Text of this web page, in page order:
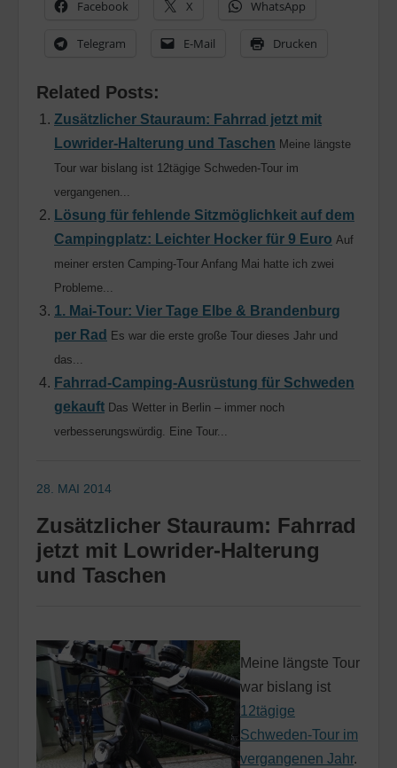
Facebook X WhatsApp
Telegram E-Mail Drucken
Related Posts:
Zusätzlicher Stauraum: Fahrrad jetzt mit
Lowrider-Halterung und Taschen Meine längste
Tour war bislang ist 12tägige Schweden-Tour im
vergangenen...
Lösung für fehlende Sitzmöglichkeit auf dem
Campingplatz: Leichter Hocker für 9 Euro Auf
meiner ersten Camping-Tour Anfang Mai hatte ich zwei
Probleme...
1. Mai-Tour: Vier Tage Elbe & Brandenburg
per Rad Es war die erste große Tour dieses Jahr und
das...
Fahrrad-Camping-Ausrüstung für Schweden
gekauft Das Wetter in Berlin – immer noch
verbesserungswürdig. Eine Tour...
28. MAI 2014
Zusätzlicher Stauraum: Fahrrad
jetzt mit Lowrider-Halterung
und Taschen
Meine längste Tour
war bislang ist
12tägige
Schweden-Tour im
vergangenen Jahr.